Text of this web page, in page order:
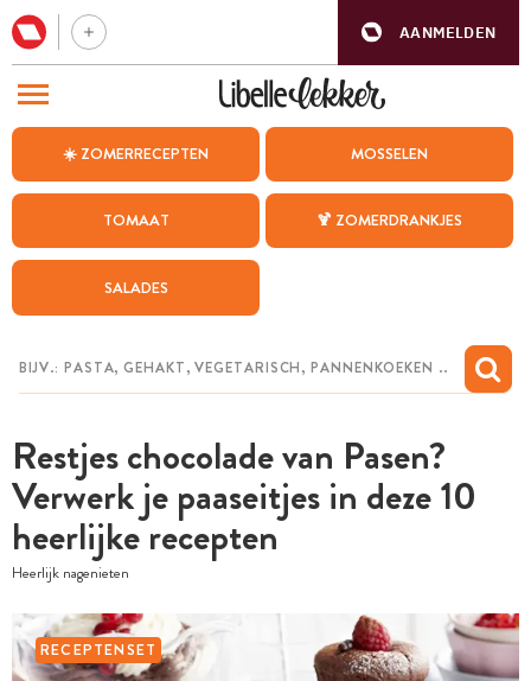
AANMELDEN
☀️ ZOMERRECEPTEN MOSSELEN
TOMAAT 🍹 ZOMERDRANKJES
SALADES
Restjes chocolade van Pasen?
Verwerk je paaseitjes in deze 10
heerlijke recepten
Heerlijk nagenieten
RECEPTENSET
BEZOEK ONZE ANDERE WEBSITES
WEEKMENU
CHAT MET MAIA
MIJN BEWAARDE RECEPTEN